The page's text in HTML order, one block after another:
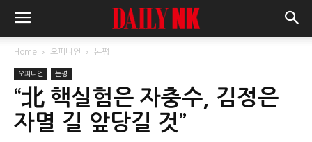
Home 오피니언 논평
오피니언 논평
“北 핵실험은 자충수, 김정은
자멸 길 앞당길 것”